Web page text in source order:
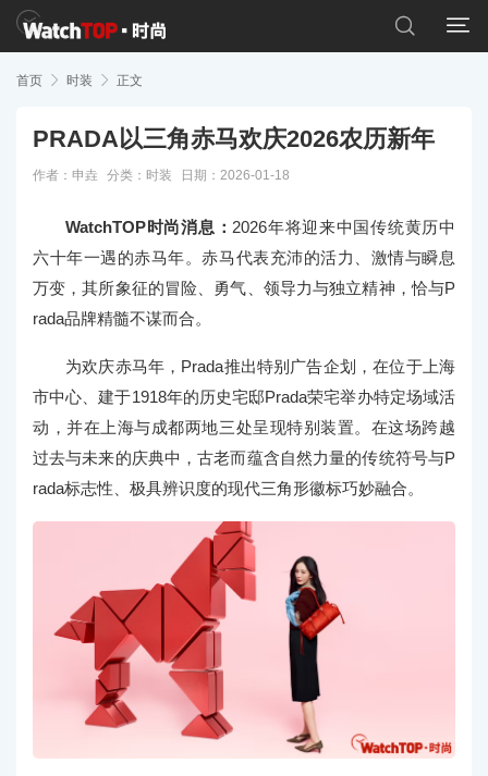


首页  时装  正文
PRADA以三角赤马欢庆2026农历新年
作者：申垚 分类： 时装 日期：2026-01-18
WatchTOP时尚消息： 2026年将迎来中国传统黄历中
六十年一遇的赤马年。赤马代表充沛的活力、激情与瞬息
万变，其所象征的冒险、勇气、领导力与独立精神，恰与P
rada品牌精髓不谋而合。
为欢庆赤马年，Prada推出特别广告企划，在位于上海
市中心、建于1918年的历史宅邸Prada荣宅举办特定场域活
动，并在上海与成都两地三处呈现特别装置。在这场跨越
过去与未来的庆典中，古老而蕴含自然力量的传统符号与P
rada标志性、极具辨识度的现代三角形徽标巧妙融合。